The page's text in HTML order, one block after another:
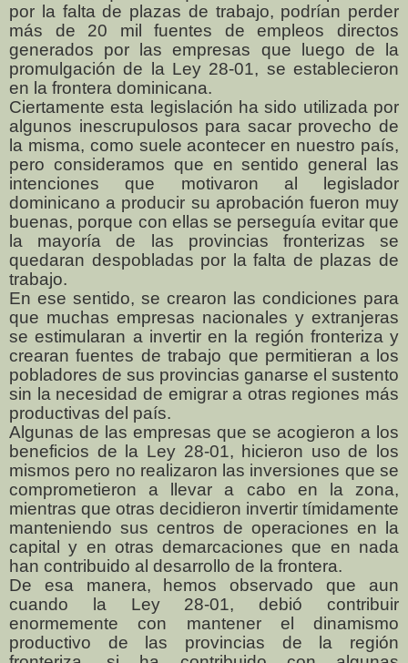
por la falta de plazas de trabajo, podrían perder
más de 20 mil fuentes de empleos directos
generados por las empresas que luego de la
promulgación de la Ley 28-01, se establecieron
en la frontera dominicana.
Ciertamente esta legislación ha sido utilizada por
algunos inescrupulosos para sacar provecho de
la misma, como suele acontecer en nuestro país,
pero consideramos que en sentido general las
intenciones que motivaron al legislador
dominicano a producir su aprobación fueron muy
buenas, porque con ellas se perseguía evitar que
la mayoría de las provincias fronterizas se
quedaran despobladas por la falta de plazas de
trabajo.
En ese sentido, se crearon las condiciones para
que muchas empresas nacionales y extranjeras
se estimularan a invertir en la región fronteriza y
crearan fuentes de trabajo que permitieran a los
pobladores de sus provincias ganarse el sustento
sin la necesidad de emigrar a otras regiones más
productivas del país.
Algunas de las empresas que se acogieron a los
beneficios de la Ley 28-01, hicieron uso de los
mismos pero no realizaron las inversiones que se
comprometieron a llevar a cabo en la zona,
mientras que otras decidieron invertir tímidamente
manteniendo sus centros de operaciones en la
capital y en otras demarcaciones que en nada
han contribuido al desarrollo de la frontera.
De esa manera, hemos observado que aun
cuando la Ley 28-01, debió contribuir
enormemente con mantener el dinamismo
productivo de las provincias de la región